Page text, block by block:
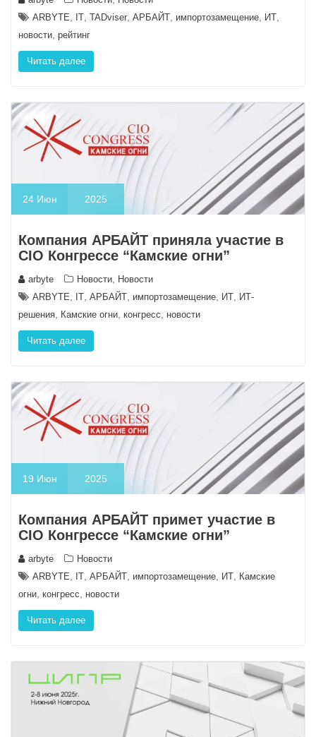
ARBYTE, IT, TADviser, АРБАЙТ, импортозамещение, ИТ,
новости, рейтинг
Читать далее
24 Июн 2025
Компания АРБАЙТ приняла участие в
CIO Конгрессе “Камские огни”
arbyte Новости
Новости
ARBYTE
IT АРБАЙТ импортозамещение ИТ
ИТ-
решения
Камские огни конгресс новости
Читать далее
19 Июн 2025
Компания АРБАЙТ примет участие в
CIO Конгрессе “Камские огни”
arbyte
Новости
ARBYTE
IT АРБАЙТ импортозамещение ИТ Камские
огни конгресс новости
Читать далее